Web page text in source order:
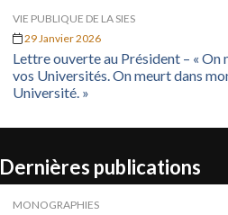
VIE PUBLIQUE DE LA SIES
29 Janvier 2026
Lettre ouverte au Président – « On
vos Universités. On meurt dans
Université. »
Dernières publications
MONOGRAPHIES